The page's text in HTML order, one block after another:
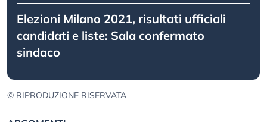
Elezioni Milano 2021, risultati ufficiali
candidati e liste: Sala confermato
sindaco
© RIPRODUZIONE RISERVATA